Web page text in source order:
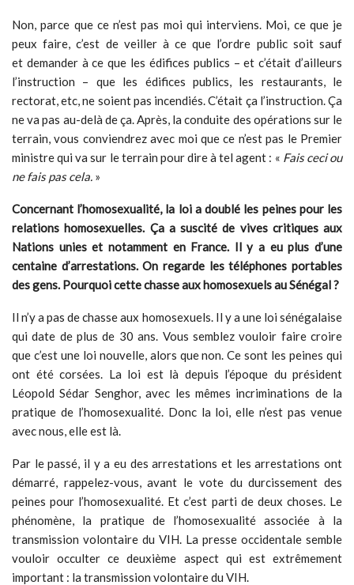
Non, parce que ce n’est pas moi qui interviens. Moi, ce que je
peux faire, c’est de veiller à ce que l’ordre public soit sauf
et demander à ce que les édifices publics – et c’était d’ailleurs
l’instruction – que les édifices publics, les restaurants, le
rectorat, etc, ne soient pas incendiés. C’était ça l’instruction. Ça
ne va pas au-delà de ça. Après, la conduite des opérations sur le
terrain, vous conviendrez avec moi que ce n’est pas le Premier
ministre qui va sur le terrain pour dire à tel agent : « Fais ceci ou
ne fais pas cela. »
Concernant l’homosexualité, la loi a doublé les peines pour les
relations homosexuelles. Ça a suscité de vives critiques aux
Nations unies et notamment en France. Il y a eu plus d’une
centaine d’arrestations. On regarde les téléphones portables
des gens. Pourquoi cette chasse aux homosexuels au Sénégal ?
Il n’y a pas de chasse aux homosexuels. Il y a une loi sénégalaise
qui date de plus de 30 ans. Vous semblez vouloir faire croire
que c’est une loi nouvelle, alors que non. Ce sont les peines qui
ont été corsées. La loi est là depuis l’époque du président
Léopold Sédar Senghor, avec les mêmes incriminations de la
pratique de l’homosexualité. Donc la loi, elle n’est pas venue
avec nous, elle est là.
Par le passé, il y a eu des arrestations et les arrestations ont
démarré, rappelez-vous, avant le vote du durcissement des
peines pour l’homosexualité. Et c’est parti de deux choses. Le
phénomène, la pratique de l’homosexualité associée à la
transmission volontaire du VIH. La presse occidentale semble
vouloir occulter ce deuxième aspect qui est extrêmement
important : la transmission volontaire du VIH.